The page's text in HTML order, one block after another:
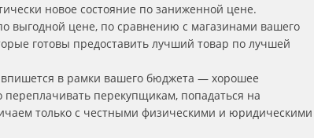
новое состояние по заниженной цене.
выгодной цене, по сравнению с магазинами вашего
готовы предоставить лучший товар по лучшей
впишется в рамки вашего бюджета — хорошее
перекупщикам, попадаться на
только с честными физическими и юридическими